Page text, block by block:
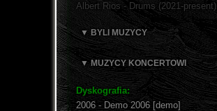
Albert Rios - Drums (2021-present)
▼ BYLI MUZYCY
▼ MUZYCY KONCERTOWI
Dyskografia:
2006 - Demo 2006 [demo]